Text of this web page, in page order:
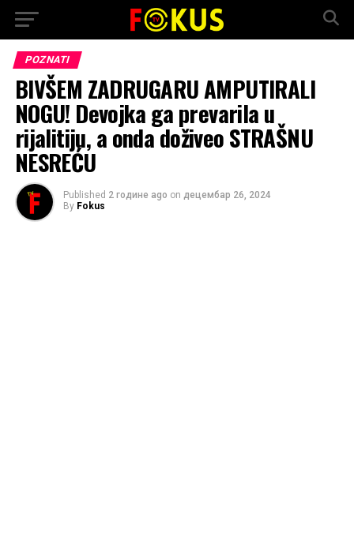
POZNATI
BIVŠEM ZADRUGARU AMPUTIRALI
NOGU! Devojka ga prevarila u
rijalitiju, a onda doživeo STRAŠNU
NESREĆU
Published 2 године ago on децембар 26, 2024
By Fokus